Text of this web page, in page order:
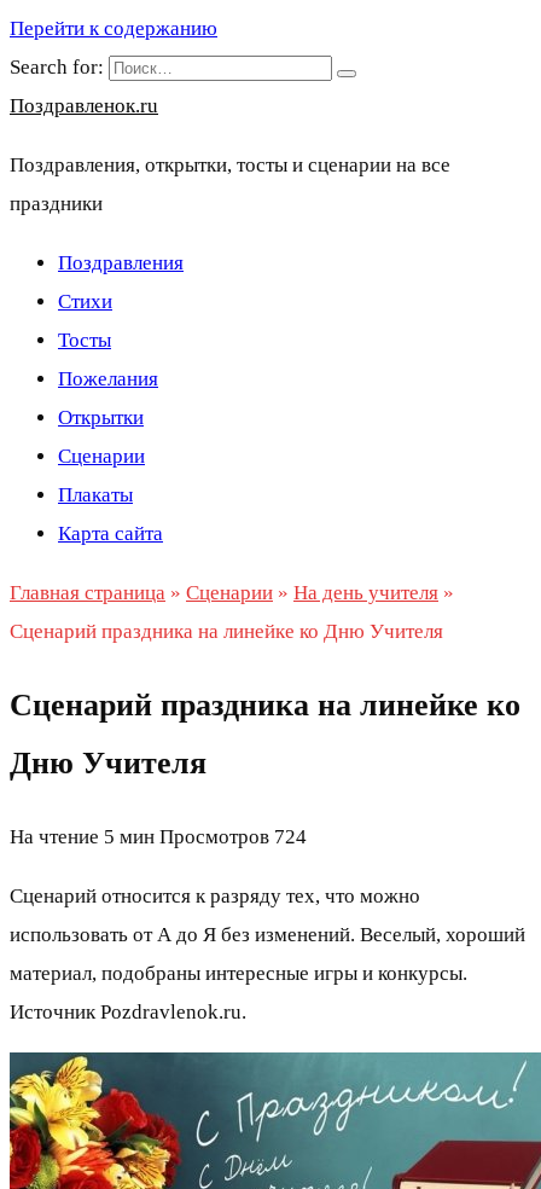
Перейти к содержанию
Search for:
Поздравленок.ru
Поздравления, открытки, тосты и сценарии на все
праздники
Поздравления
Стихи
Тосты
Пожелания
Открытки
Сценарии
Плакаты
Карта сайта
Главная страница » Сценарии » На день учителя »
Сценарий праздника на линейке ко Дню Учителя
Сценарий праздника на линейке ко
Дню Учителя
На чтение 5 мин Просмотров 724
Сценарий относится к разряду тех, что можно
использовать от А до Я без изменений. Веселый, хороший
материал, подобраны интересные игры и конкурсы.
Источник Pozdravlenok.ru.